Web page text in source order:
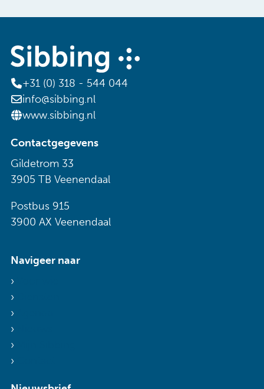
+31 (0) 318 - 544 044
info@sibbing.nl
www.sibbing.nl
Contactgegevens
Gildetrom 33
3905 TB Veenendaal
Postbus 915
3900 AX Veenendaal
Navigeer naar